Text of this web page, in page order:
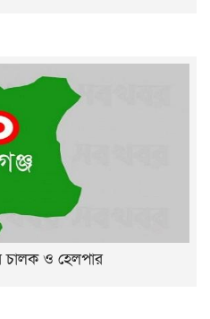
চালক ও হেলপার